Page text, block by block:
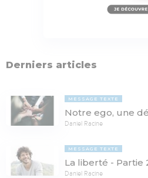
Derniers articles
MESSAGE TEXTE
Notre ego, une
Daniel Racine
MESSAGE TEXTE
La liberté - Partie
Daniel Racine